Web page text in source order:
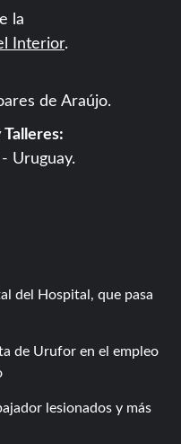
la
Interior.
de Araújo.
Uruguay.
del Hospital, que pasa
de Urufor en el empleo
lesionados y más